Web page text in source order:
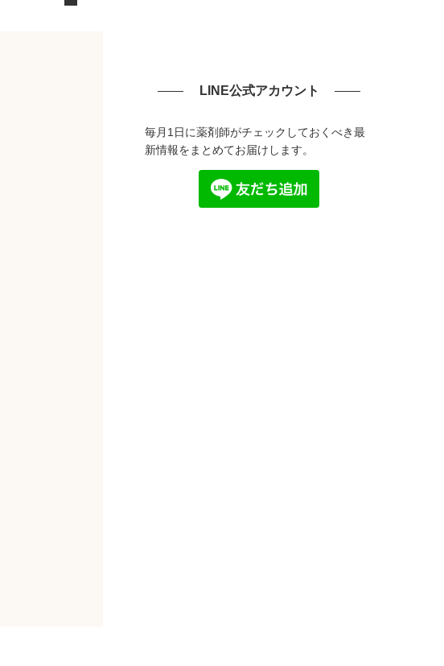
LINE公式アカウント
毎月1日に薬剤師がチェックしておくべき最
新情報をまとめてお届けします。